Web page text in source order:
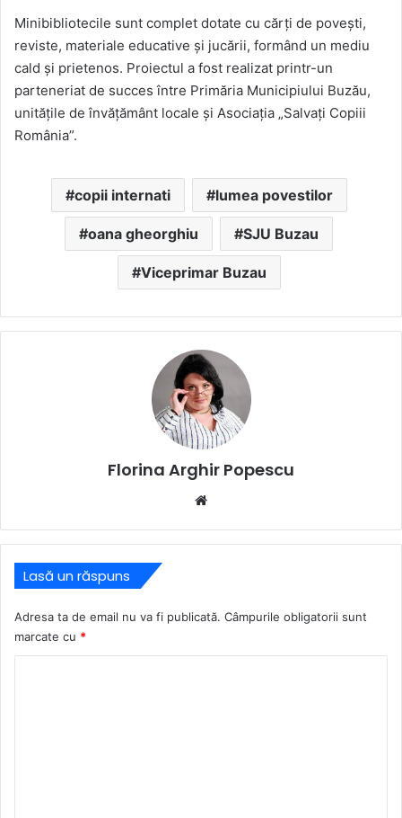
Minibibliotecile sunt complet dotate cu cărți de povești,
reviste, materiale educative și jucării, formând un mediu
cald și prietenos. Proiectul a fost realizat printr-un
parteneriat de succes între Primăria Municipiului Buzău,
unitățile de învățământ locale și Asociația „Salvați Copiii
România”.
copii internati lumea povestilor
oana gheorghiu SJU Buzau
Viceprimar Buzau
Florina Arghir Popescu
Lasă un răspuns
Adresa ta de email nu va fi publicată. Câmpurile obligatorii sunt
marcate cu *